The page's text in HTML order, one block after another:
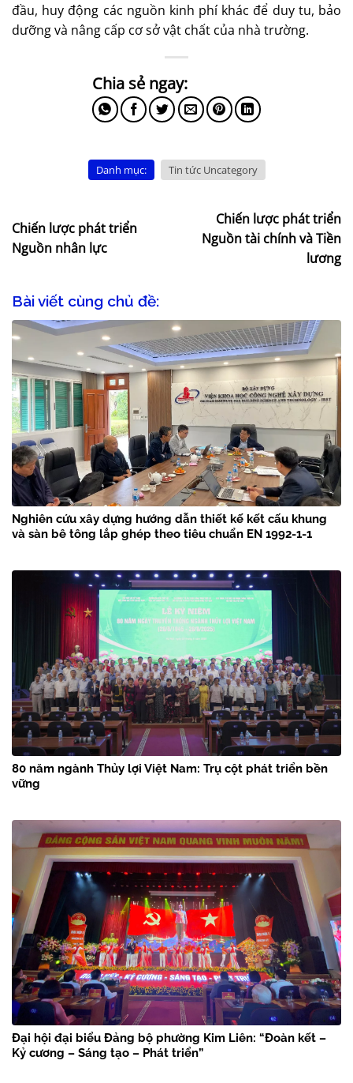
đầu, huy động các nguồn kinh phí khác để duy tu, bảo
dưỡng và nâng cấp cơ sở vật chất của nhà trường.
Danh mục: Tin tức Uncategory
Chiến lược phát triển
Nguồn nhân lực
Chiến lược phát triển
Nguồn tài chính và Tiền
lương
Bài viết cùng chủ đề:
Nghiên cứu xây dựng hướng dẫn thiết kế kết cấu khung
và sàn bê tông lắp ghép theo tiêu chuẩn EN 1992-1-1
80 năm ngành Thủy lợi Việt Nam: Trụ cột phát triển bền
vững
Đại hội đại biểu Đảng bộ phường Kim Liên: “Đoàn kết –
Kỷ cương – Sáng tạo – Phát triển”